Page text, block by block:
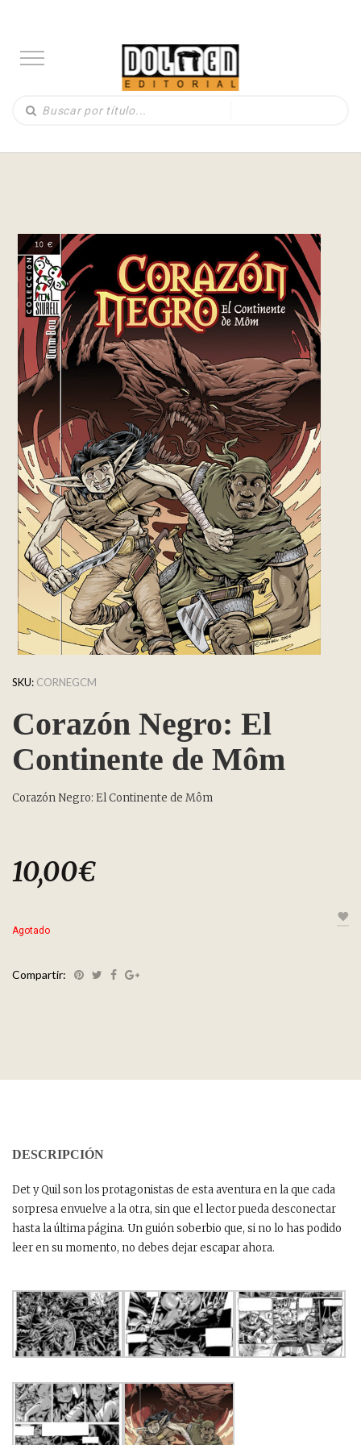
SKU: CORNEGCM
Corazón Negro: El
Continente de Môm
Corazón Negro: El Continente de Môm
10,00€
Agotado
Compartir:
DESCRIPCIÓN
Det y Quil son los protagonistas de esta aventura en la que cada
sorpresa envuelve a la otra, sin que el lector pueda desconectar
hasta la última página. Un guión soberbio que, si no lo has podido
leer en su momento, no debes dejar escapar ahora.